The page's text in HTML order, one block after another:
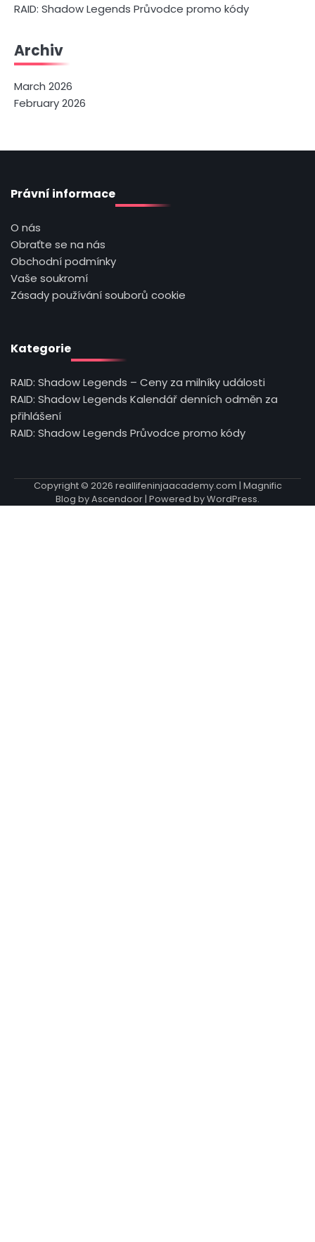
RAID: Shadow Legends Průvodce promo kódy
Archiv
March 2026
February 2026
Právní informace
O nás
Obraťte se na nás
Obchodní podmínky
Vaše soukromí
Zásady používání souborů cookie
Kategorie
RAID: Shadow Legends – Ceny za milníky události
RAID: Shadow Legends Kalendář denních odměn za
přihlášení
RAID: Shadow Legends Průvodce promo kódy
Copyright © 2026 reallifeninjaacademy.com | Magnific
Blog byAscendoor| Powered byWordPress.